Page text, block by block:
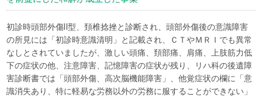
初診時頭部外傷Ⅱ型、頚椎捻挫と診断され、頭部外傷後の意識障害
の所見には「初診時意識清明」と記載され、ＣＴやＭＲＩでも異常
なしとされていましたが、激しい頭痛、頚部痛、肩痛、上肢筋力低
下の症状の他、注意障害、記憶障害の症状が残り、リハ科の後遺障
害診断書では「頭部外傷、高次脳機能障害」、他覚症状の欄に「意
識消失あり、特に軽易な労務以外の労務に服することができない」